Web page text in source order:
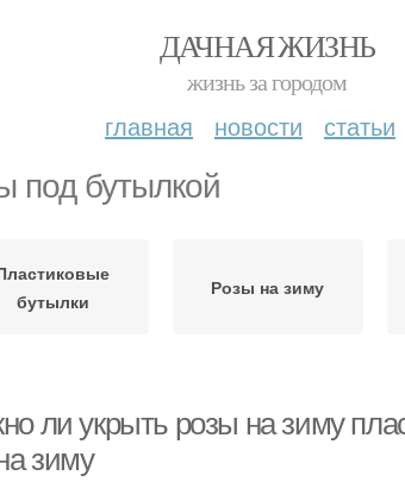
ДАЧНАЯ ЖИЗНЬ
жизнь за городом
главная новости статьи
под бутылкой
бутылки
Розы на зиму
ли укрыть розы на зиму
зиму